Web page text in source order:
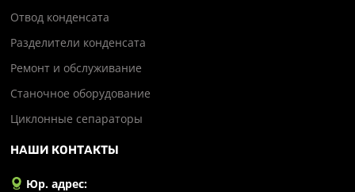
Отвод конденсата
Разделители конденсата
Ремонт и обслуживание
Станочное оборудование
Циклонные сепараторы
НАШИ КОНТАКТЫ
Юр. адрес: